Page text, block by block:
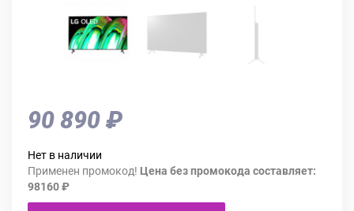
90 890 ₽
Нет в наличии
Применен промокод! Цена без промокода составляет:
98160 ₽